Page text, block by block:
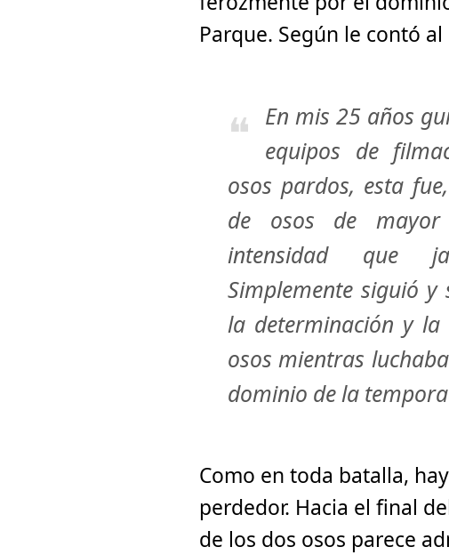
Parque. Según le contó
En mis 25 años
equipos de
osos pardos, esta
de osos de
intensidad que
Simplemente siguió
la determinación y la
osos mientras
dominio de la
Como en toda batalla,
perdedor. Hacia el final
de los dos osos parece